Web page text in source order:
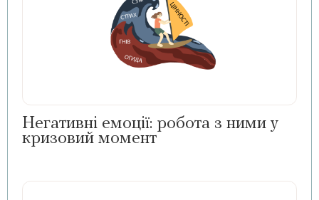
Негативні емоції: робота з ними у
кризовий момент